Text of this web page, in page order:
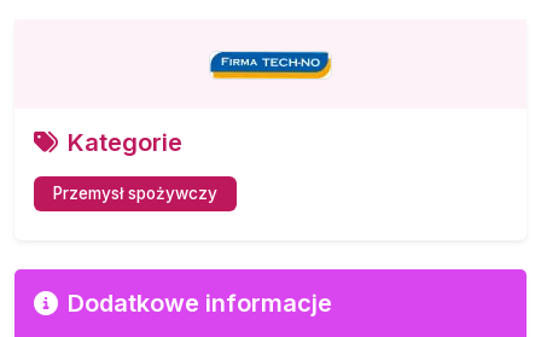
Kategorie
Przemysł spożywczy
Dodatkowe informacje